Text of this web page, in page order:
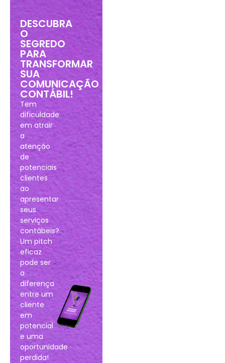
DESCUBRA
O
SEGREDO
PARA
TRANSFORMAR
SUA
COMUNICAÇÃO
CONTÁBIL!
Tem
dificuldade
em atrair
a
atenção
de
potenciais
clientes
ao
apresentar
seus
serviços
contábeis?
Um pitch
eficaz
pode ser
a
diferença
entre um
cliente
em
potencial
e uma
oportunidade
perdida!